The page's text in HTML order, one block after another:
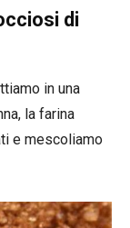
di
in una
la farina
e mescoliamo